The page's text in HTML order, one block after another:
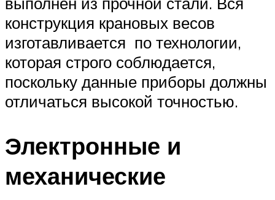
конструкция крановых весов
изготавливается по технологии,
которая строго соблюдается,
поскольку данные приборы должны
отличаться высокой точностью.
Электронные и
механические